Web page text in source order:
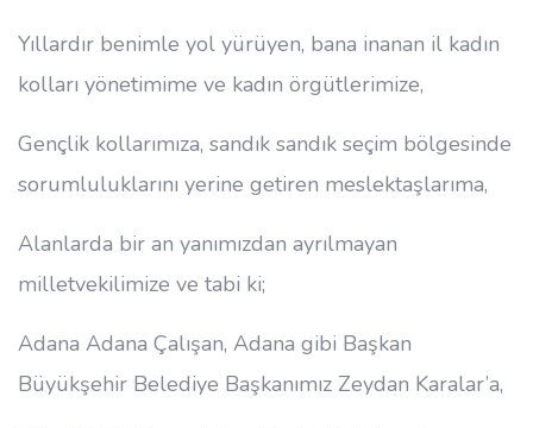
Yıllardır benimle yol yürüyen, bana inanan il kadın
kolları yönetimime ve kadın örgütlerimize,
Gençlik kollarımıza, sandık sandık seçim bölgesinde
sorumluluklarını yerine getiren meslektaşlarıma,
Alanlarda bir an yanımızdan ayrılmayan
milletvekilimize ve tabi ki;
Adana Adana Çalışan, Adana gibi Başkan
Büyükşehir Belediye Başkanımız Zeydan Karalar’a,